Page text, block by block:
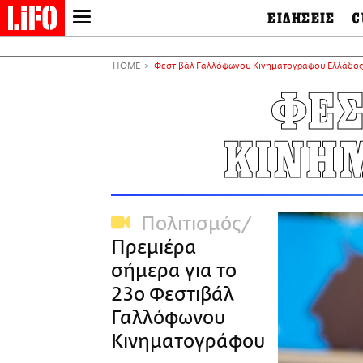
NEWSLETTER
CITY GUIDE
ΑΜΠΑ
PRINT
ΕΙΔΗΣΕΙΣ
Διεθνή
Οικονομία
Πολιτισμός
Αθλητισμός
Περιβάλλον
TV & Media
Tech &
HOME Φεστιβάλ Γαλλόφωνου Κινηματογράφου Ελλάδος
Πολιτισμός
Πρεμιέρα
σήμερα για το
23ο Φεστιβάλ
Γαλλόφωνου
Κινηματογράφου